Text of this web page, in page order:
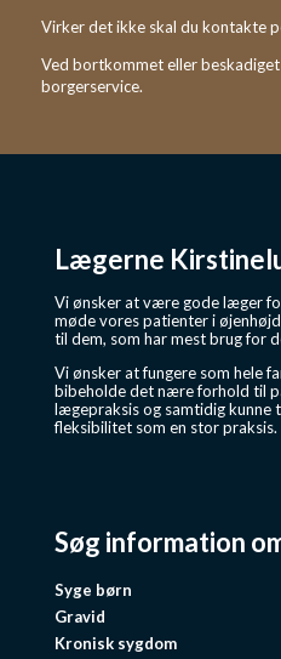
Virker det ikke skal du kontakte
Ved bortkommet eller
borgerservice.
Lægerne
Vi ønsker at være gode læger
møde vores patienter i
til dem, som har mest brug for
Vi ønsker at fungere som hele
bibeholde det nære forhold til
lægepraksis og samtidig kunne
fleksibilitet som en stor praksis.
Søg information
Syge børn
Gravid
Kronisk sygdom